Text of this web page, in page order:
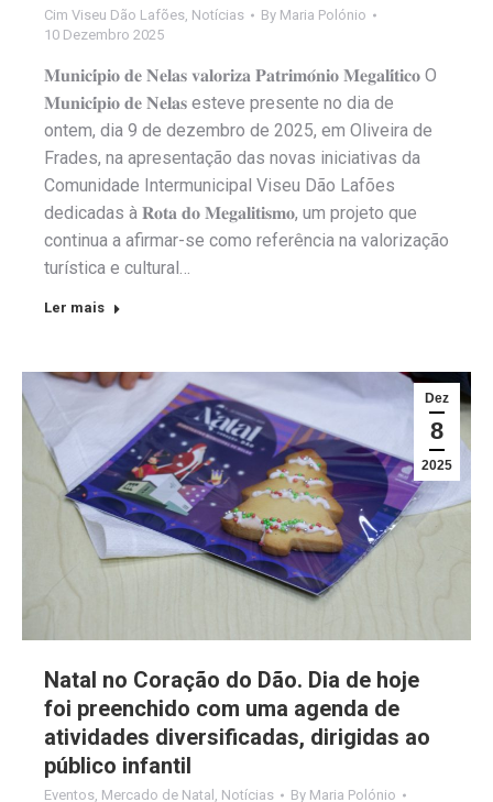
Cim Viseu Dão Lafões Notícias By Maria Polónio
10 Dezembro 2025
𝐌𝐮𝐧𝐢𝐜𝐢́𝐩𝐢𝐨 𝐝𝐞 𝐍𝐞𝐥𝐚𝐬 𝐯𝐚𝐥𝐨𝐫𝐢𝐳𝐚 𝐏𝐚𝐭𝐫𝐢𝐦𝐨́𝐧𝐢𝐨 𝐌𝐞𝐠𝐚𝐥𝐢́𝐭𝐢𝐜𝐨 O
𝐌𝐮𝐧𝐢𝐜𝐢́𝐩𝐢𝐨 𝐝𝐞 𝐍𝐞𝐥𝐚𝐬 esteve presente no dia de
ontem, dia 9 de dezembro de 2025, em Oliveira de
Frades, na apresentação das novas iniciativas da
Comunidade Intermunicipal Viseu Dão Lafões
dedicadas à 𝐑𝐨𝐭𝐚 𝐝𝐨 𝐌𝐞𝐠𝐚𝐥𝐢𝐭𝐢𝐬𝐦𝐨, um projeto que
continua a afirmar-se como referência na valorização
turística e cultural…
Ler mais
Dez
8
2025
Natal no Coração do Dão. Dia de hoje
foi preenchido com uma agenda de
atividades diversificadas, dirigidas ao
público infantil
Eventos, Mercado de Natal , Notícias By Maria Polónio